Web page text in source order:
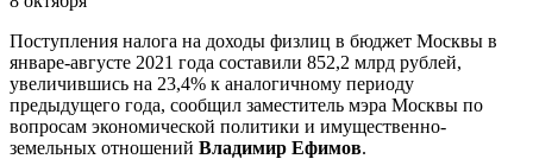
Поступления налога на доходы физлиц в бюджет Москвы в
январе-августе 2021 года составили 852,2 млрд рублей,
увеличившись на 23,4% к аналогичному периоду
предыдущего года, сообщил заместитель мэра Москвы по
вопросам экономической политики и имущественно-
земельных отношений Владимир Ефимов.